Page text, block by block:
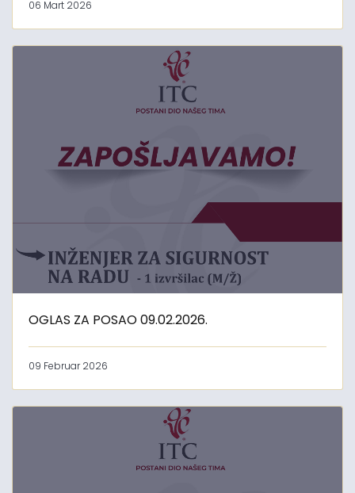
06 Mart 2026
OGLAS ZA POSAO 09.02.2026.
09 Februar 2026